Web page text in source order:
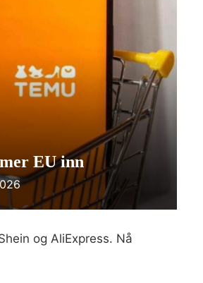
EU inn
og AliExpress. Nå